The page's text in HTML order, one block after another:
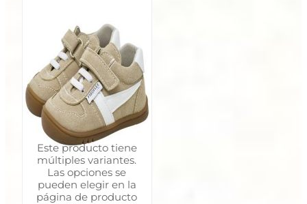
Este producto tiene
múltiples variantes.
Las opciones se
pueden elegir en la
página de producto